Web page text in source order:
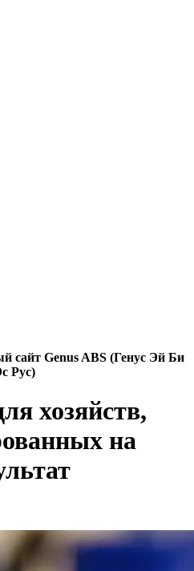
сайт Genus ABS (Генус Эй Би
Рус)
хозяйств,
на